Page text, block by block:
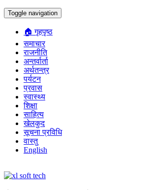
Toggle navigation
🏠 गृहपृष्ठ
समाचार
राजनीति
अन्तर्वार्ता
अर्थतन्त्र
पर्यटन
प्रवास
स्वास्थ्य
शिक्षा
साहित्य
खेलकुद
सूचना प्रविधि
वास्तु
English